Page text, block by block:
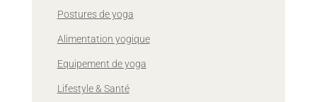
Postures de yoga
Alimentation yogique
Equipement de yoga
Lifestyle & Santé